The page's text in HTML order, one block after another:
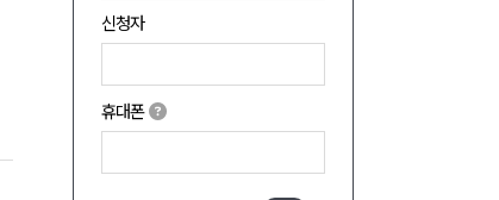
신청자
휴대폰